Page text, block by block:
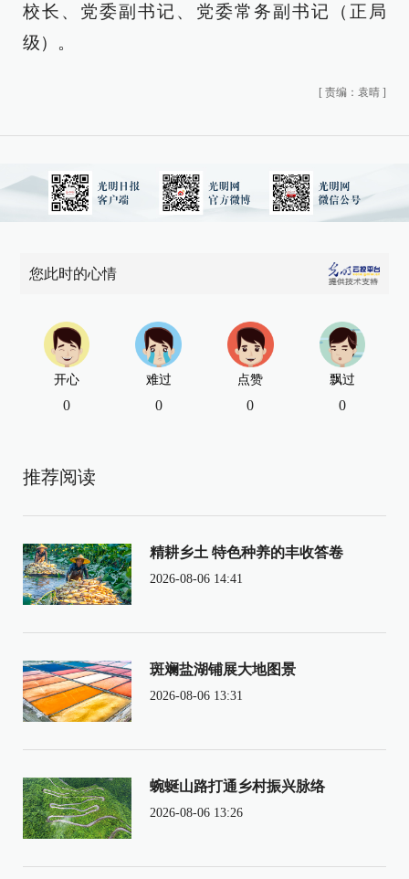
校长、党委副书记、党委常务副书记（正局
级）。
[ 责编：袁晴 ]
您此时的心情
开心
0
难过
0
点赞
0
飘过
0
推荐阅读
精耕乡土 特色种养的丰收答卷
2026-08-06 14:41
斑斓盐湖铺展大地图景
2026-08-06 13:31
蜿蜒山路打通乡村振兴脉络
2026-08-06 13:26